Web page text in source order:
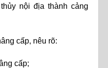
nội địa thành cảng
cấp, nêu rõ:
cấp;